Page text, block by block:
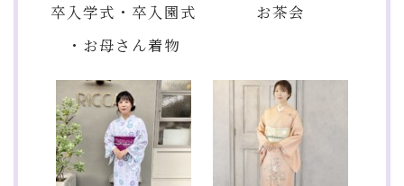
卒入学式・卒入園式
・お母さん着物
お茶会